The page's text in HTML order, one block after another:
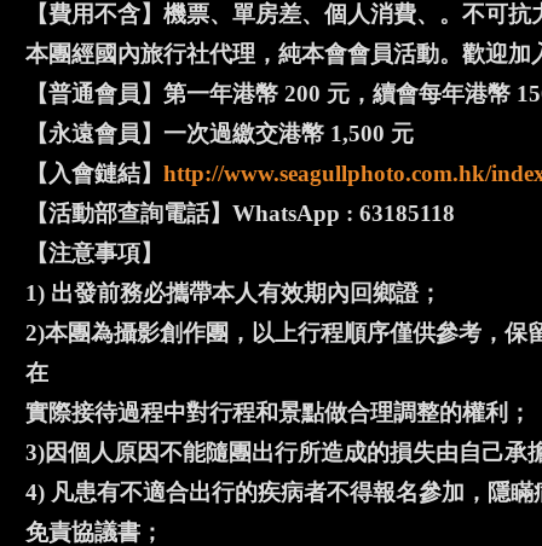
【費用不含】機票、單房差、個人消費、。不可
本團經國內旅行社代理，純本會會員活動。歡迎加
【普通會員】第一年港幣 200 元，續會每年港幣
【永遠會員】一次過繳交港幣 1,500 元
【入會鏈結】 http://www.seagullphoto.com.hk/
【活動部查詢電話】WhatsApp : 63185118
【注意事項】
1) 出發前務必攜帶本人有效期內回鄉證；
2)本團為攝影創作團，以上行程順序僅供參考，
在
實際接待過程中對行程和景點做合理調整的權利；
3)因個人原因不能隨團出行所造成的損失由自己承
4) 凡患有不適合出行的疾病者不得報名參加，隱
免責協議書；